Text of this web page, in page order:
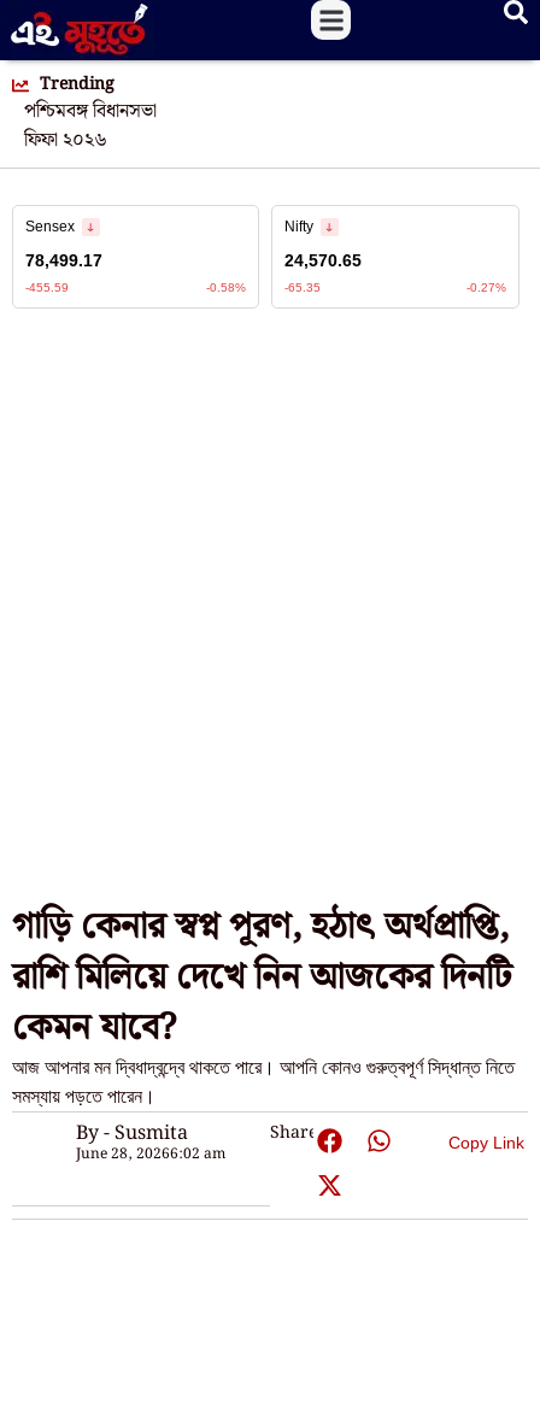
Trending
পশ্চিমবঙ্গ বিধানসভা
ফিফা ২০২৬
গাড়ি কেনার স্বপ্ন পূরণ, হঠাৎ অর্থপ্রাপ্তি,
রাশি মিলিয়ে দেখে নিন আজকের দিনটি
কেমন যাবে?
আজ আপনার মন দ্বিধাদ্বন্দ্বে থাকতে পারে। আপনি কোনও গুরুত্বপূর্ণ সিদ্ধান্ত নিতে
সমস্যায় পড়তে পারেন।
By - Susmita
June 28, 20266:02 am
Share: Copy Link